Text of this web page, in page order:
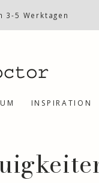
3-5 Werktagen
INSPIRATION